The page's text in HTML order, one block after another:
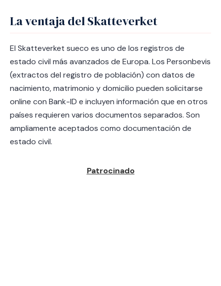
La ventaja del Skatteverket
El Skatteverket sueco es uno de los registros de
estado civil más avanzados de Europa. Los Personbevis
(extractos del registro de población) con datos de
nacimiento, matrimonio y domicilio pueden solicitarse
online con Bank-ID e incluyen información que en otros
países requieren varios documentos separados. Son
ampliamente aceptados como documentación de
estado civil.